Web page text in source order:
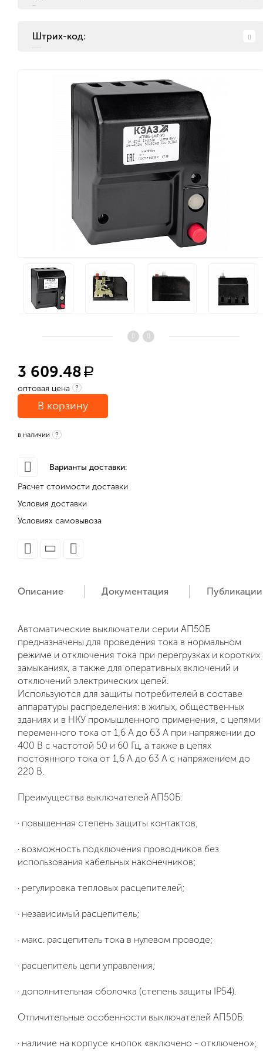
Штрих-код:
3 609.48 a
оптовая цена ?
В корзину
в наличии ?
Варианты доставки:
Расчет стоимости доставки
Условия доставки
Условиях самовывоза
Описание Документация Публикации
Автоматические выключатели серии АП50Б
предназначены для проведения тока в нормальном
режиме и отключения тока при перегрузках и коротких
замыканиях, а также для оперативных включений и
отключений электрических цепей.
Используются для защиты потребителей в составе
аппаратуры распределения: в жилых, общественных
зданиях и в НКУ промышленного применения, с цепями
переменного тока от 1,6 А до 63 А при напряжении до
400 В с частотой 50 и 60 Гц, а также в цепях
постоянного тока от 1,6 А до 63 А с напряжением до
220 В.
Преимущества выключателей АП50Б:
· повышенная степень защиты контактов;
· возможность подключения проводников без
использования кабельных наконечников;
· регулировка тепловых расцепителей;
· независимый расцепитель;
· макс. расцепитель тока в нулевом проводе;
· расцепитель цепи управления;
· дополнительная оболочка (степень защиты IP54).
Отличительные особенности выключателей АП50Б:
· наличие на корпусе кнопок «включено - отключено»;